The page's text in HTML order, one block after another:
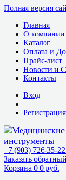
Полная версия
Главная
О компании
Каталог
Оплата и
Прайс-лист
Новости и
Контакты
Вход
Регистрация
+7 (903) 726-35-22
Заказать
Корзина 0 0 руб.